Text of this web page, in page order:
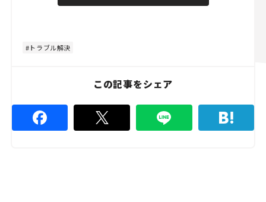
トラブル解決
この記事をシェア